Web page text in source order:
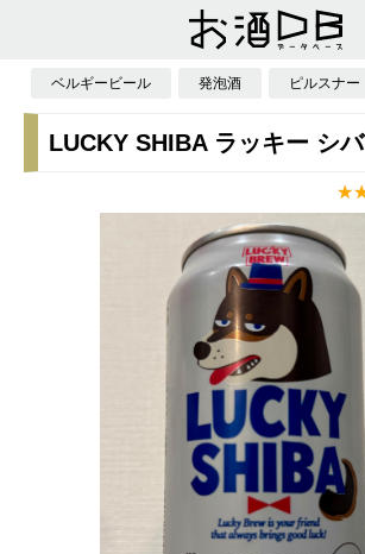
ベルギービール 発泡酒 ピルスナー
LUCKY SHIBA ラッキー シバ